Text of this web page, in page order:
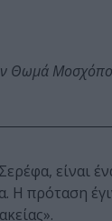
Θωμά
είναι
Η πρόταση